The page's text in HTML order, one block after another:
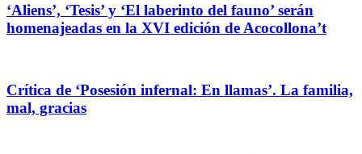
‘Aliens’, ‘Tesis’ y ‘El laberinto del fauno’ serán
homenajeadas en la XVI edición de Acocollona’t
Crítica de ‘Posesión infernal: En llamas’. La familia,
mal, gracias